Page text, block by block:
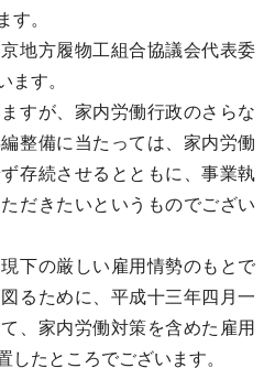
す。
地方履物工組合協議会代表委
ます。
すが、家内労働行政のさらな
整備に当たっては、家内労働
存続させるとともに、事業執
だきたいというものでござい
下の厳しい雇用情勢のもとで
るために、平成十三年四月一
、家内労働対策を含めた雇用
したところでございます。